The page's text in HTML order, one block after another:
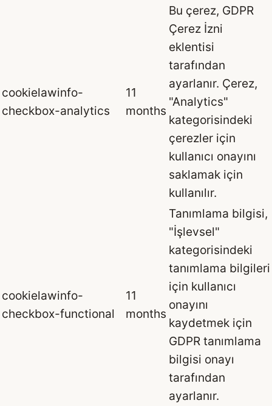
cookielawinfo-
checkbox-analytics
11
months
Bu çerez, GDPR
Çerez İzni
eklentisi
tarafından
ayarlanır. Çerez,
"Analytics"
kategorisindeki
çerezler için
kullanıcı onayını
saklamak için
kullanılır.
cookielawinfo-
checkbox-functional
11
months
Tanımlama bilgisi,
"İşlevsel"
kategorisindeki
tanımlama bilgileri
için kullanıcı
onayını
kaydetmek için
GDPR tanımlama
bilgisi onayı
tarafından
ayarlanır.